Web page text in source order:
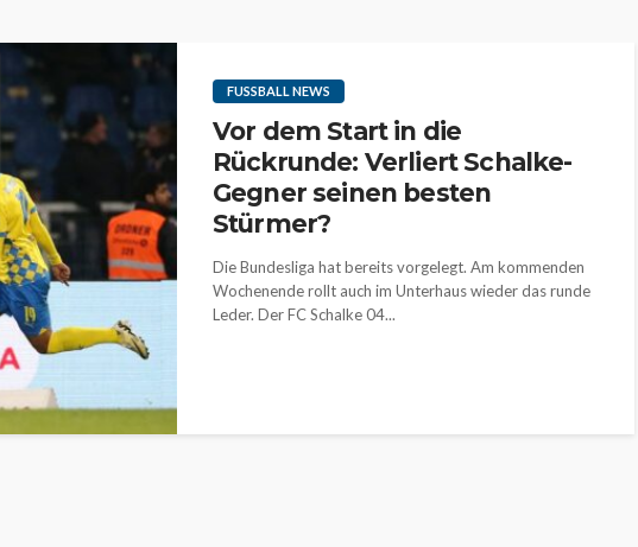
FUSSBALL NEWS
Vor dem Start in die
Rückrunde: Verliert Schalke-
Gegner seinen besten
Stürmer?
Die Bundesliga hat bereits vorgelegt. Am kommenden
Wochenende rollt auch im Unterhaus wieder das runde
Leder. Der FC Schalke 04...